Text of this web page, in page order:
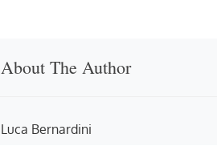
About The Author
Luca Bernardini